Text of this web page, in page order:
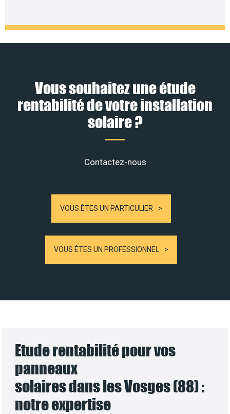
Vous souhaitez une étude
rentabilité de votre installation
solaire ?
Contactez-nous
VOUS ÊTES UN PARTICULIER
VOUS ÊTES UN PROFESSIONNEL
Etude rentabilité pour vos
panneaux
solaires dans les Vosges (88) :
notre expertise